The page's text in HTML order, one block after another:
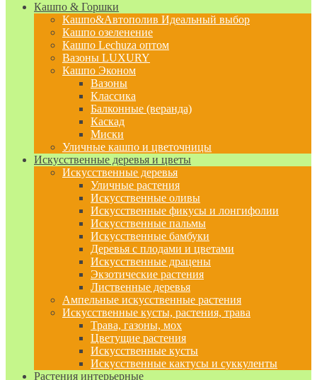
Кашпо & Горшки
Кашпо&Автополив Идеальный выбор
Кашпо озеленение
Кашпо Lechuza оптом
Вазоны LUXURY
Кашпо Эконом
Вазоны
Классика
Балконные (веранда)
Каскад
Миски
Уличные кашпо и цветочницы
Искусственные деревья и цветы
Искусственные деревья
Уличные растения
Искусственные оливы
Искусственные фикусы и лонгифолии
Искусственные пальмы
Искусственные бамбуки
Деревья с плодами и цветами
Искусственные драцены
Экзотические растения
Лиственные деревья
Ампельные искусственные растения
Искусственные кусты, растения, трава
Трава, газоны, мох
Цветущие растения
Искусственные кусты
Искусственные кактусы и суккуленты
Растения интерьерные